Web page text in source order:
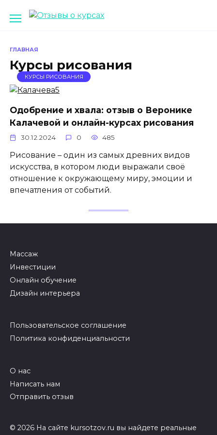
ГЛАВНАЯ
Курсы рисования
КУРСЫ РИСОВАНИЯ
Одобрение и хвала: отзыв о Веронике
Калачевой и онлайн-курсах рисования
30.12.2024 0 485
Рисование – один из самых древних видов
искусства, в котором люди выражали своё
отношение к окружающему миру, эмоции и
впечатления от событий.
Массаж
Инвестиции
Онлайн обучение
Дизайн интерьера
Пользовательское соглашение
Политика конфиденциальности
О нас
Написать нам
Отправить отзыв
© 2026 На сайте kursotzov.ru вы найдете реальные